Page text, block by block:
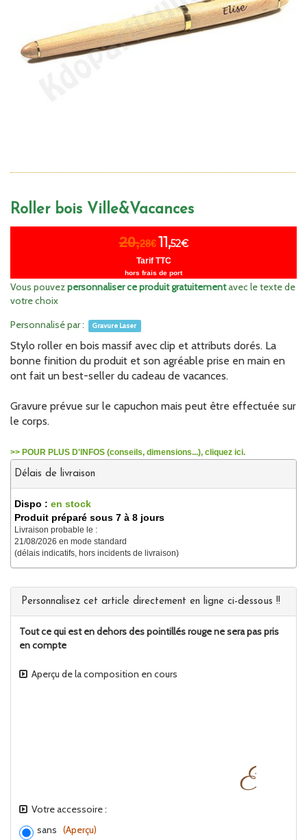
Roller bois Ville&Vacances
20,28€ 11,52€
Tarif TTC
hors frais de port
Vous pouvezpersonnaliser ce produit gratuitementavec le texte de
votre choix
Personnalisé par :
Gravure Laser
Stylo roller en bois massif avec clip et attributs dorés. La
bonne finition du produit et son agréable prise en main en
ont fait un best-seller du cadeau de vacances.
Gravure prévue sur le capuchon mais peut être effectuée sur
le corps.
>> POUR PLUS D'INFOS (conseils, dimensions...), cliquez ici.
Délais de livraison
Dispo : en stock
Produit préparé sous 7 à 8 jours
Livraison probable le :
21/08/2026 en mode standard
(délais indicatifs, hors incidents de livraison)
Personnalisez cet article directement en ligne ci-dessous !!
Tout ce qui est en dehors des pointillés rouge ne sera pas pris
en compte
Aperçu de la composition en cours
Votre accessoire :
sans (Aperçu)